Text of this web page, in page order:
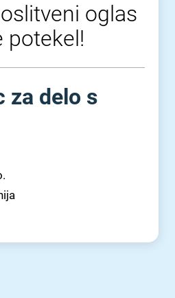
oglas
potekel!
za delo s